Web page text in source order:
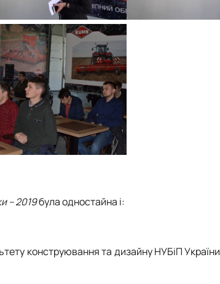
– 2019була одностайна і:
конструювання та дизайну НУБіП України